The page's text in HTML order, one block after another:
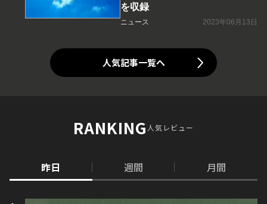
を収録
ニュース 2023年06月13日
人気記事一覧へ
RANKING人気レビュー
昨日 週間 月間